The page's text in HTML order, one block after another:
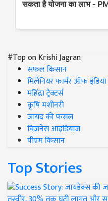
#Top on Krishi Jagran
सफल किसान
मिलेनियर फार्मर ऑफ इंडिया
महिंद्रा ट्रैक्टर्स
कृषि मशीनरी
जायद की फसल
बिज़नेस आइडियाज
पीएम किसान
Top Stories